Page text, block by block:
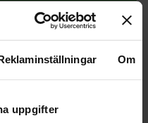
Om
uppgifter
Eget lager allt i